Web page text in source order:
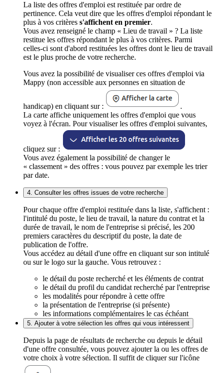
La liste des offres d'emploi est restituée par ordre de
pertinence. Cela veut dire que les offres d'emploi répondant le
plus à vos critères s'affichent en premier.
Vous avez renseigné le champ « Lieu de travail » ? La liste
restitue les offres répondant le plus à vos critères. Parmi
celles-ci sont d'abord restituées les offres dont le lieu de travail
est le plus proche de votre recherche.
Vous avez la possibilité de visualiser ces offres d'emploi via
Mappy (non accessible aux personnes en situation de
handicap) en cliquant sur :
.
La carte affiche uniquement les offres d'emploi que vous
voyez à l'écran. Pour visualiser les offres d'emploi suivantes,
cliquez sur :
Vous avez également la possibilité de changer le
« classement » des offres : vous pouvez par exemple les trier
par date.
4. Consulter les offres issues de votre recherche
Pour chaque offre d'emploi restituée dans la liste, s'affichent :
l'intitulé du poste, le lieu de travail, la nature du contrat et la
durée de travail, le nom de l'entreprise si précisé, les 200
premiers caractères du descriptif du poste, la date de
publication de l'offre.
Vous accédez au détail d'une offre en cliquant sur son intitulé
ou sur le logo sur la gauche. Vous retrouvez :
le détail du poste recherché et les éléments de contrat
le détail du profil du candidat recherché par l'entreprise
les modalités pour répondre à cette offre
la présentation de l'entreprise (si présente)
les informations complémentaires le cas échéant
5. Ajouter à votre sélection les offres qui vous intéressent
Depuis la page de résultats de recherche ou depuis le détail
d'une offre consultée, vous pouvez ajouter la ou les offres de
votre choix à votre sélection. Il suffit de cliquer sur l'icône